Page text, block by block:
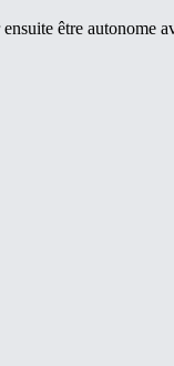
être autonome